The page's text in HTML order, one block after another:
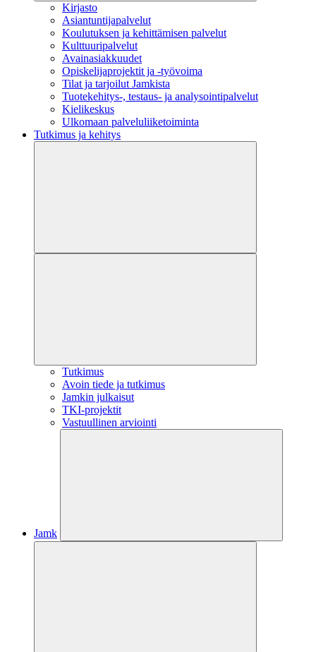
Kirjasto
Asiantuntijapalvelut
Koulutuksen ja kehittämisen palvelut
Kulttuuripalvelut
Avainasiakkuudet
Opiskelijaprojektit​ ja -työvoima
Tilat ja tarjoilut Jamkista
Tuotekehitys-, testaus- ja analysointipalvelut
Kielikeskus
Ulkomaan palveluliiketoiminta
Tutkimus ja kehitys
Tutkimus
Avoin tiede ja tutkimus
Jamkin julkaisut
TKI-projektit
Vastuullinen arviointi
Jamk